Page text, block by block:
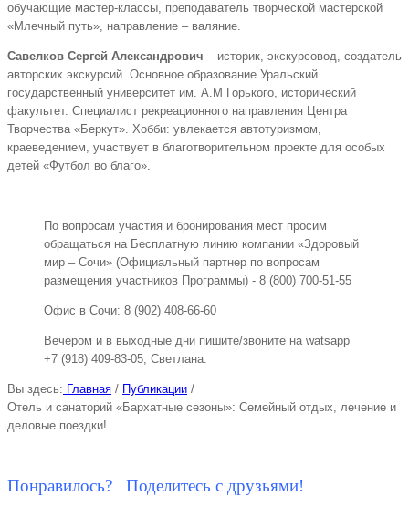
обучающие мастер-классы, преподаватель творческой мастерской
«Млечный путь», направление – валяние.
Савелков Сергей Александрович – историк, экскурсовод, создатель
авторских экскурсий. Основное образование Уральский
государственный университет им. А.М Горького, исторический
факультет. Специалист рекреационного направления Центра
Творчества «Беркут». Хобби: увлекается автотуризмом,
краеведением, участвует в благотворительном проекте для особых
детей «Футбол во благо».
По вопросам участия и бронирования мест просим
обращаться на Бесплатную линию компании «Здоровый
мир – Сочи» (Официальный партнер по вопросам
размещения участников Программы) - 8 (800) 700-51-55
Офис в Сочи: 8 (902) 408-66-60
Вечером и в выходные дни пишите/звоните на watsapp
+7 (918) 409-83-05, Светлана.
Вы здесь: Главная / Публикации /
Отель и санаторий «Бархатные сезоны»: Семейный отдых, лечение и
деловые поездки!
Понравилось? Поделитесь с друзьями!